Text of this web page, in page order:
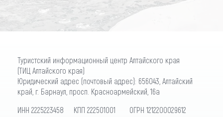
Туристский информационный центр Алтайского края
(ТИЦ Алтайского края)
Юридический адрес (почтовый адрес): 656043, Алтайский
край, г. Барнаул, просп. Красноармейский, 16а
ИНН 2225223458 КПП 222501001 ОГРН 1212200029612